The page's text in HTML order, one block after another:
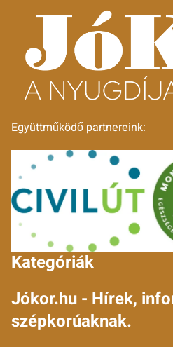
Együttműködő partnereink:
Kategóriák
Jókor.hu - Hírek,
szépkorúaknak.